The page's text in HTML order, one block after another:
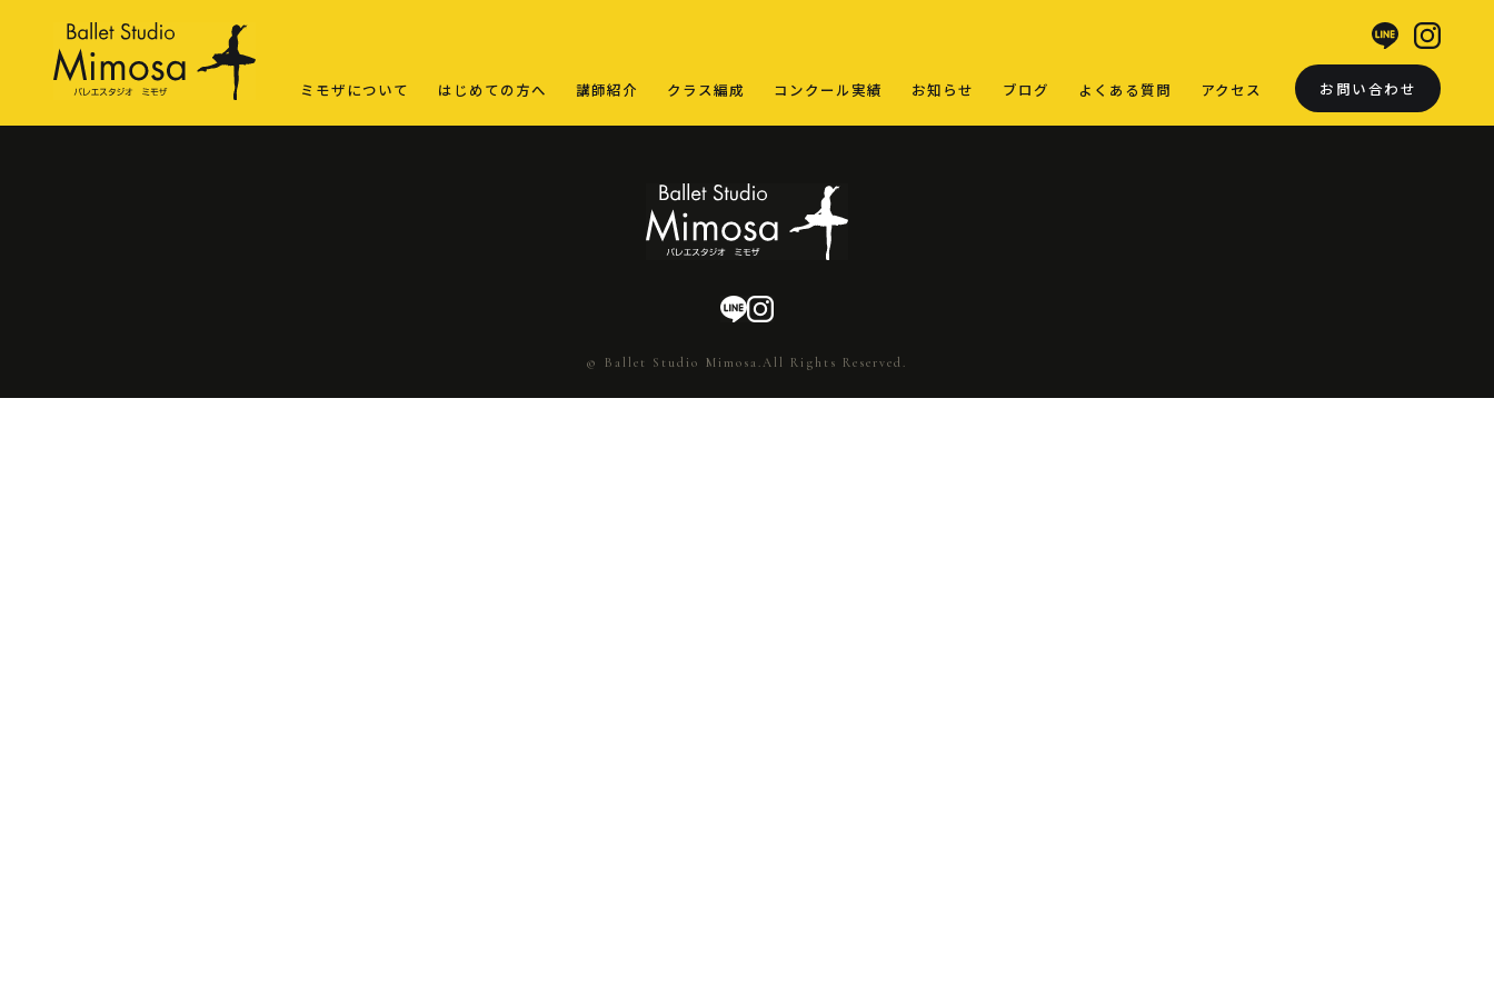
ミモザについて はじめての方へ 講師紹介 クラス編成 コンクール実績 お知らせ ブログ よくある質問 アクセス お問い合わせ
© Ballet Studio Mimosa.All Rights Reserved.